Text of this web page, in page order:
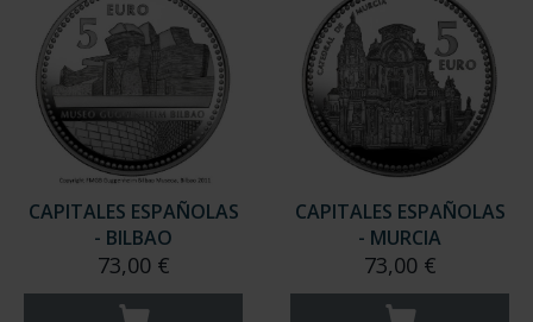
CAPITALES ESPAÑOLAS
- BILBAO
73,00 €
CAPITALES ESPAÑOLAS
- MURCIA
73,00 €